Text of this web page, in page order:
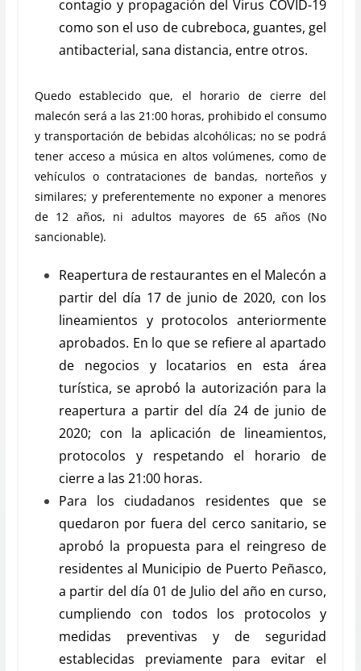
contagio y propagación del Virus COVID-19
como son el uso de cubreboca, guantes, gel
antibacterial, sana distancia, entre otros.
Quedo establecido que, el horario de cierre del
malecón será a las 21:00 horas, prohibido el consumo
y transportación de bebidas alcohólicas; no se podrá
tener acceso a música en altos volúmenes, como de
vehículos o contrataciones de bandas, norteños y
similares; y preferentemente no exponer a menores
de 12 años, ni adultos mayores de 65 años (No
sancionable).
Reapertura de restaurantes en el Malecón a
partir del día 17 de junio de 2020, con los
lineamientos y protocolos anteriormente
aprobados. En lo que se refiere al apartado
de negocios y locatarios en esta área
turística, se aprobó la autorización para la
reapertura a partir del día 24 de junio de
2020; con la aplicación de lineamientos,
protocolos y respetando el horario de
cierre a las 21:00 horas.
Para los ciudadanos residentes que se
quedaron por fuera del cerco sanitario, se
aprobó la propuesta para el reingreso de
residentes al Municipio de Puerto Peñasco,
a partir del día 01 de Julio del año en curso,
cumpliendo con todos los protocolos y
medidas preventivas y de seguridad
establecidas previamente para evitar el